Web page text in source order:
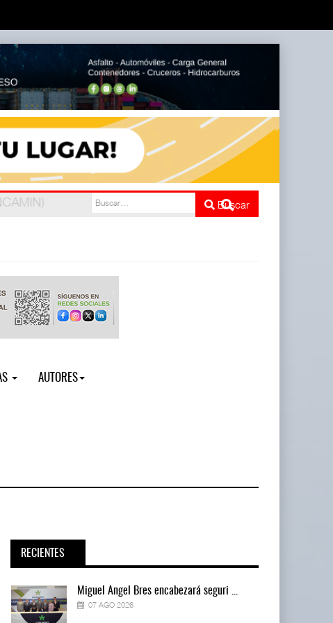
de cinco
Buscar
AUTORES
RECIENTES
Miguel Ángel Bres encabezará seguri ...
07 AGO 2026